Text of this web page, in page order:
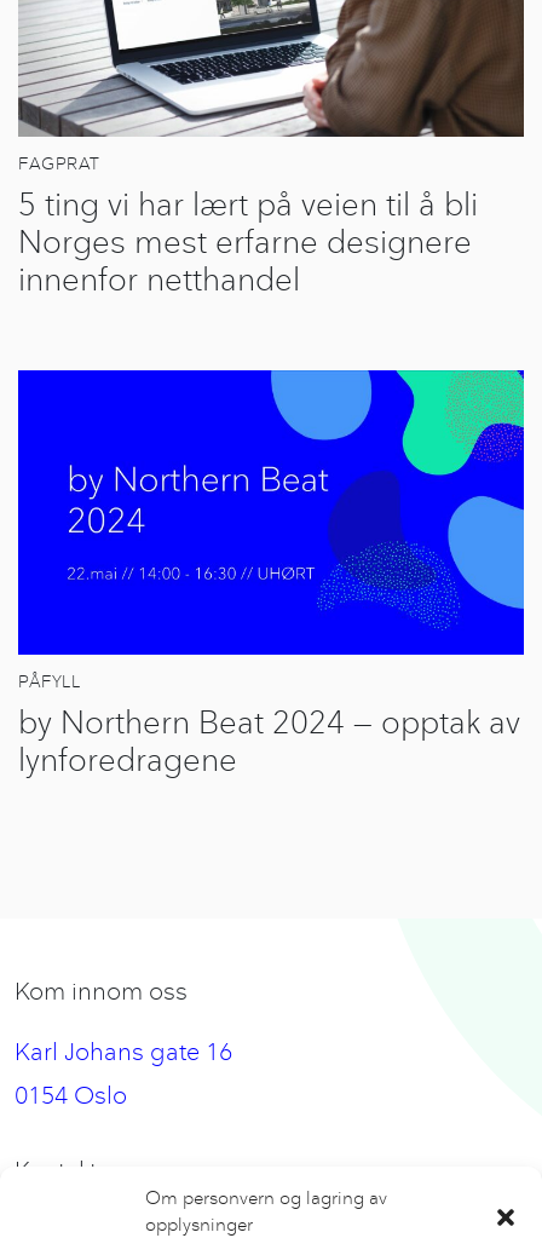
Om personvern og lagring av
opplysninger
FAGPRAT
5 ting vi har lært på veien til å bli
Norges mest erfarne designere
innenfor netthandel
PÅFYLL
by Northern Beat 2024 — opptak av
lynforedragene
Kom innom oss
Karl Johans gate 16
0154 Oslo
Kontakt oss
hei@nbeat.no